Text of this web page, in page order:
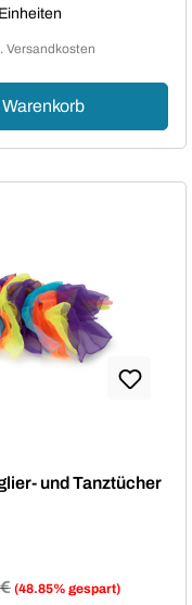
Versandkosten
und Tanztücher
Preis:
(48.85% gespart)